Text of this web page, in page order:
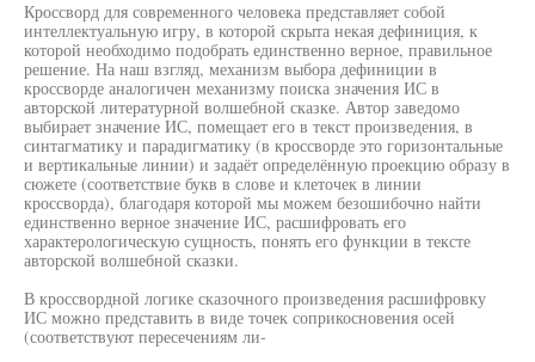
Кроссворд для современного человека представляет собой
интеллектуальную игру, в которой скрыта некая дефиниция, к
которой необходимо подобрать единственно верное, правильное
решение. На наш взгляд, механизм выбора дефиниции в
кроссворде аналогичен механизму поиска значения ИС в
авторской литературной волшебной сказке. Автор заведомо
выбирает значение ИС, помещает его в текст произведения, в
синтагматику и парадигматику (в кроссворде это горизонтальные
и вертикальные линии) и задаёт определённую проекцию образу в
сюжете (соответствие букв в слове и клеточек в линии
кроссворда), благодаря которой мы можем безошибочно найти
единственно верное значение ИС, расшифровать его
характерологическую сущность, понять его функции в тексте
авторской волшебной сказки.
В кроссвордной логике сказочного произведения расшифровку
ИС можно представить в виде точек соприкосновения осей
(соответствуют пересечениям ли-